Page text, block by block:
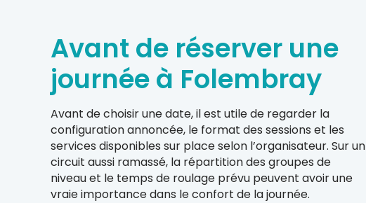
Avant de réserver une
journée à Folembray
Avant de choisir une date, il est utile de regarder la
configuration annoncée, le format des sessions et les
services disponibles sur place selon l’organisateur. Sur un
circuit aussi ramassé, la répartition des groupes de
niveau et le temps de roulage prévu peuvent avoir une
vraie importance dans le confort de la journée.